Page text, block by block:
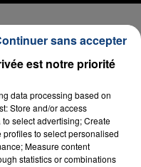
est notre priorité
data processing based on
Store and/or access
select advertising; Create
to select personalised
Measure content
statistics or combinations
sans accepter